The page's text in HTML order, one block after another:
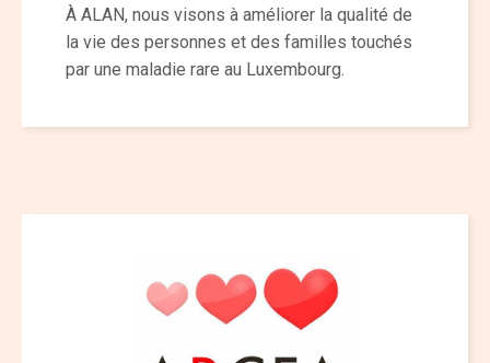
À ALAN, nous visons à améliorer la qualité de
la vie des personnes et des familles touchés
par une maladie rare au Luxembourg.